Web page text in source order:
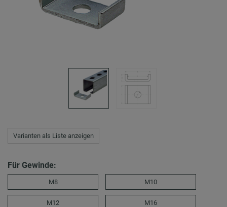
Varianten als Liste anzeigen
Für Gewinde:
M8 M10
M12 M16